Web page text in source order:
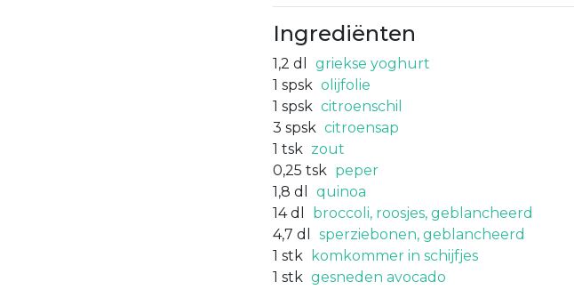
Ingrediënten
1,2 dl
griekse yoghurt
1 spsk olijfolie
1 spsk citroenschil
3 spsk citroensap
1 tsk zout
0,25 tsk peper
1,8 dl
quinoa
14 dl
broccoli, roosjes, geblancheerd
4,7 dl
sperziebonen, geblancheerd
1 stk
komkommer in schijfjes
1 stk gesneden avocado